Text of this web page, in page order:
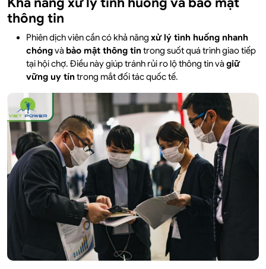
thông tin
Phiên dịch viên cần có khả năng xử lý tình huống nhanh
chóngvà bảo mật thông tin trong suốt quá trình giao tiếp
tại hội chợ. Điều này giúp tránh rủi ro lộ thông tin vàgiữ
vững uy tín trong mắt đối tác quốc tế.